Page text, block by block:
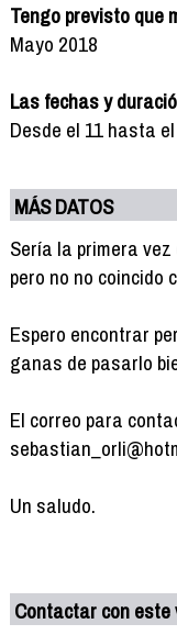
Tengo previsto que
Mayo 2018
Las fechas y
Desde el 11 hasta
MÁS DATOS
Sería la primera
pero no no coincido
Espero encontrar
ganas de pasarlo
El correo para
Un saludo.
Contactar con este